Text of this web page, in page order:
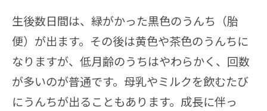
生後数日間は、緑がかった黒色のうんち（胎
便）が出ます。その後は黄色や茶色のうんちに
なりますが、低月齢のうちはやわらかく、回数
が多いのが普通です。母乳やミルクを飲むたび
にうんちが出ることもあります。成長に伴っ